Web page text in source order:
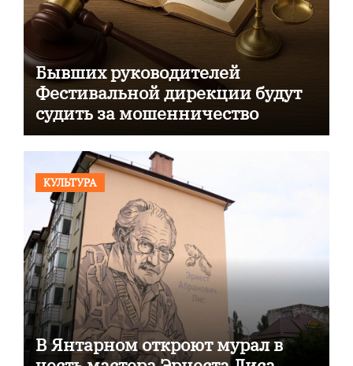
Бывших руководителей
Фестивальной дирекции будут
судить за мошенничество
КУЛЬТУРА
В Янтарном откроют мурал в